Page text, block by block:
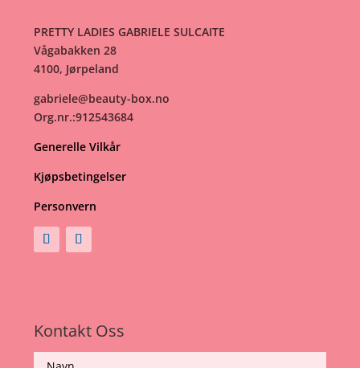
PRETTY LADIES GABRIELE SULCAITE
Vågabakken 28
4100, Jørpeland
gabriele@beauty-box.no
Org.nr.:912543684
Generelle Vilkår
Kjøpsbetingelser
Personvern
Kontakt Oss